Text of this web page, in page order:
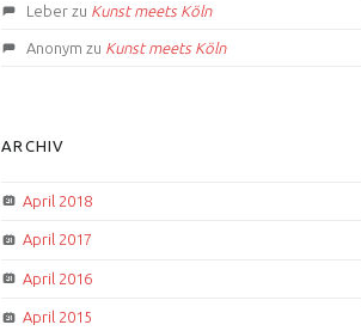
Leberzu Kunst meets Köln
Anonym zu Kunst meets Köln
ARCHIV
April 2018
April 2017
April 2016
April 2015